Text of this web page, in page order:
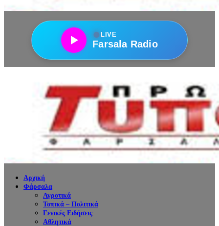
●LIVE
Farsala Radio
Αρχική
Φάρσαλα
Αγροτικά
Τοπικά – Πολιτικά
Γενικές Ειδήσεις
Αθλητικά